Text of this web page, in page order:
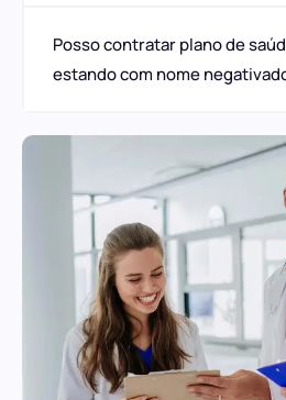
Posso contratar plano de
estando com nome